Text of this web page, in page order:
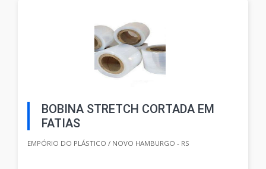
BOBINA STRETCH CORTADA EM
FATIAS
EMPÓRIO DO PLÁSTICO / NOVO HAMBURGO - RS